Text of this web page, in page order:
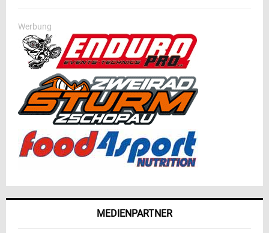
Werbung
MEDIENPARTNER